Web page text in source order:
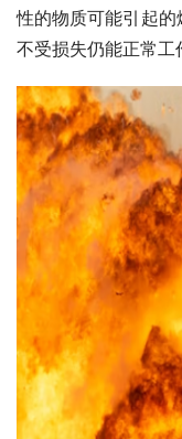
性的物质可能引起
不受损失仍能正常工